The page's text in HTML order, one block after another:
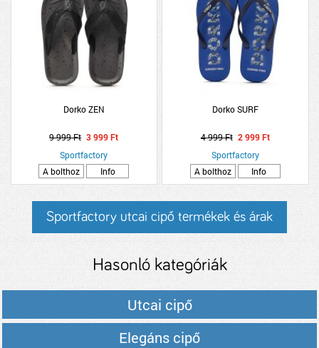
Dorko ZEN
9 999 Ft 3 999 Ft
Sportfactory
A bolthoz
Info
Dorko SURF
4 999 Ft 2 999 Ft
Sportfactory
A bolthoz
Info
Sportfactory utcai cipő termékek és árak
Hasonló kategóriák
Utcai cipő
Elegáns cipő